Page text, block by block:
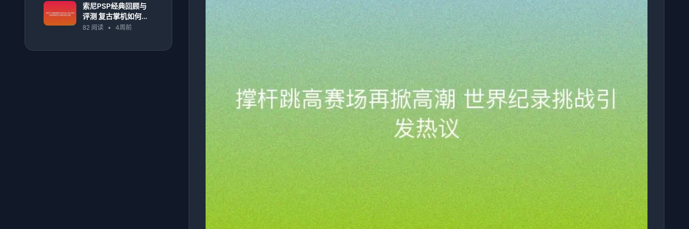
索尼PSP经典回顾与
评测 复古掌机如何影
响游戏历史与移动娱
82 阅读 • 4周前